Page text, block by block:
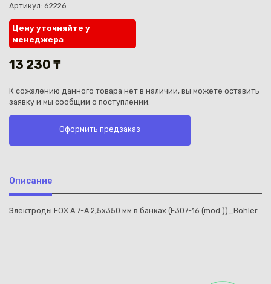
Каз
Артикул: 62226
Цену уточняйте у
менеджера
13 230 ₸
К сожалению данного товара нет в наличии, вы можете оставить
заявку и мы сообщим о поступлении.
Оформить предзаказ
Описание
Электроды FOX A 7-A 2,5х350 мм в банках (E307-16 (mod.))_Bohler